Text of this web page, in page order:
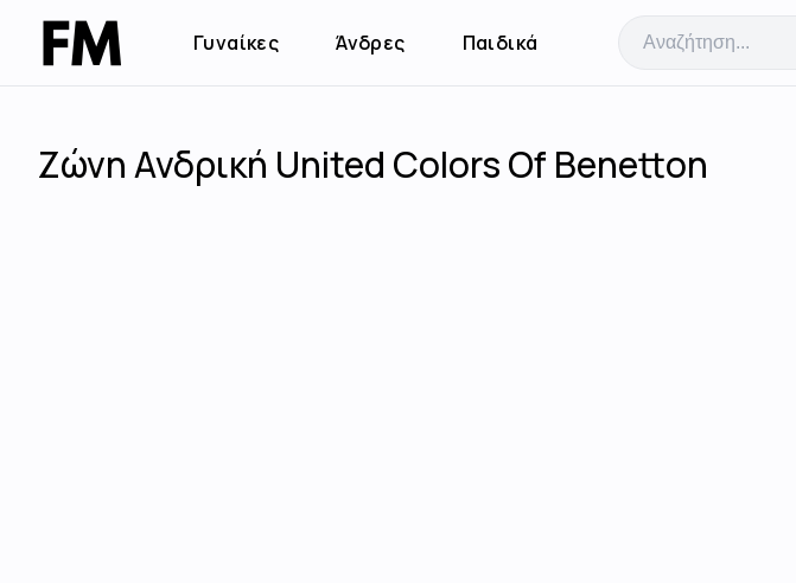
Γυναίκες Άνδρες Παιδικά
Ζώνη Ανδρική United Colors Of Benetton